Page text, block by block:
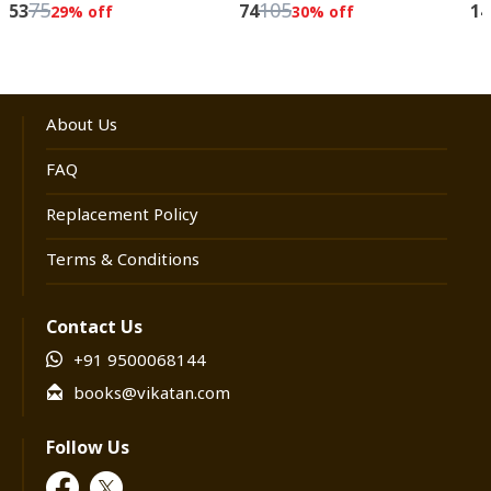
537529% off 7410530% off
About Us
FAQ
Replacement Policy
Terms & Conditions
Contact Us
+91 9500068144
books@vikatan.com
Follow Us